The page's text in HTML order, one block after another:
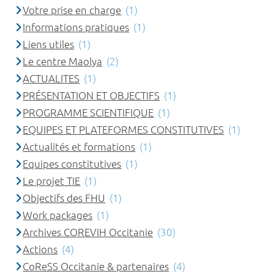
Votre prise en charge (1)
Informations pratiques (1)
Liens utiles (1)
Le centre Maolya (2)
ACTUALITES (1)
PRÉSENTATION ET OBJECTIFS (1)
PROGRAMME SCIENTIFIQUE (1)
EQUIPES ET PLATEFORMES CONSTITUTIVES (1)
Actualités et formations (1)
Equipes constitutives (1)
Le projet TIE (1)
Objectifs des FHU (1)
Work packages (1)
Archives COREVIH Occitanie (30)
Actions (4)
CoReSS Occitanie & partenaires (4)